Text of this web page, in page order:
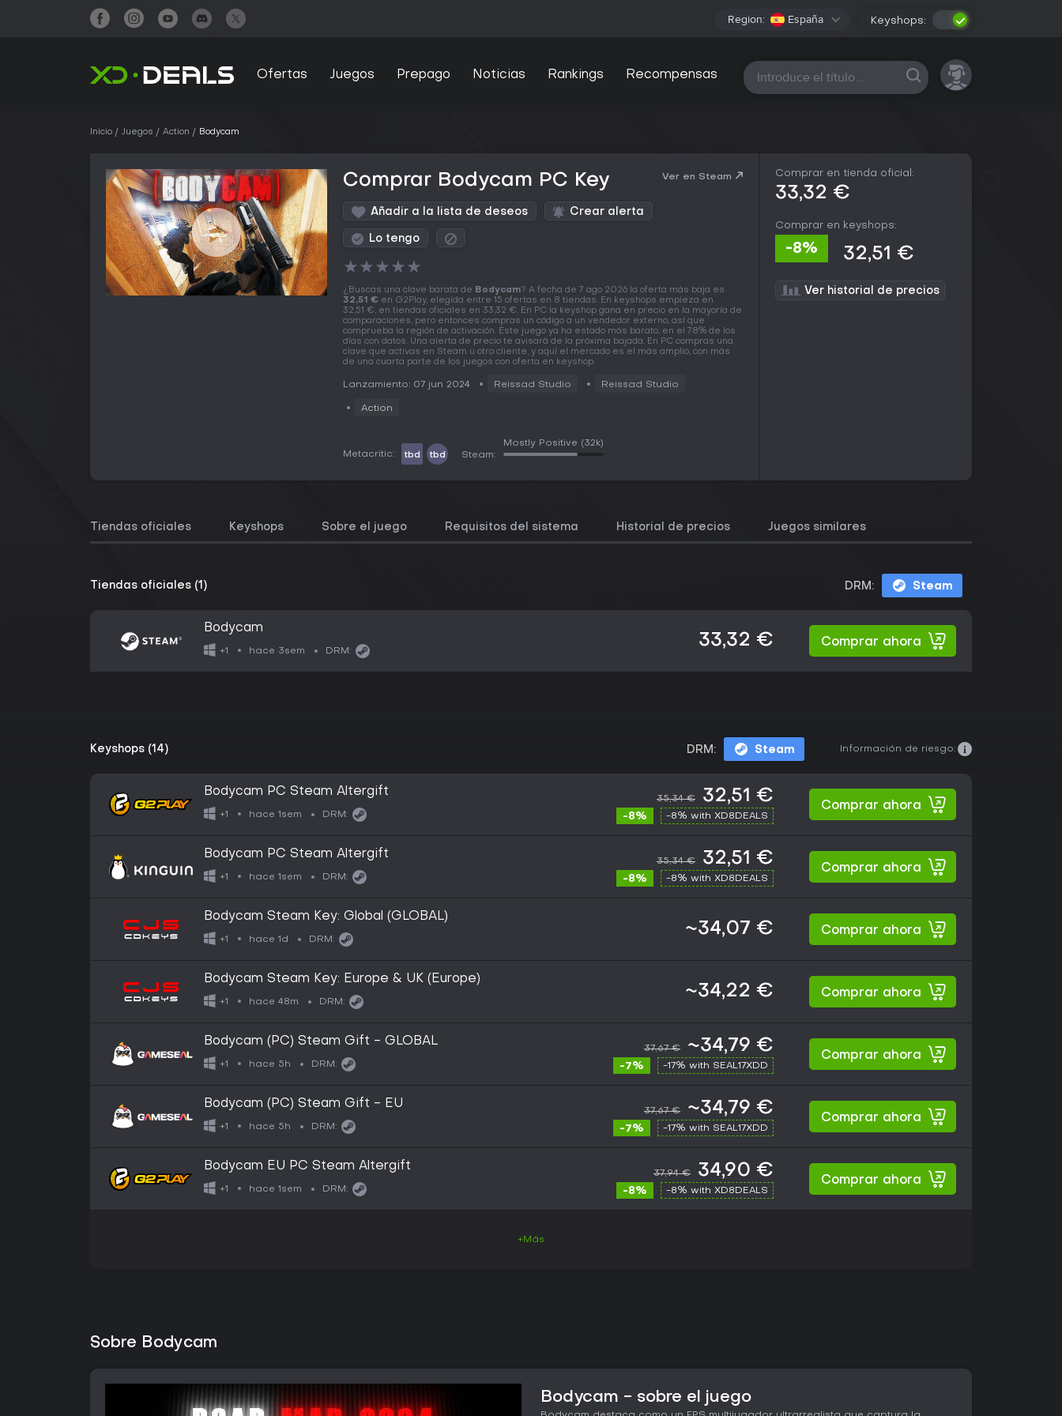
Region: España Keyshops:
Ofertas Juegos Prepago Noticias Rankings Recompensas Todas las plataformas
Inicio Juegos Action Bodycam
Comprar Bodycam PC Key Ver en Steam
Añadir a la lista de deseos Crear alerta
Lo tengo
★★★★★
¿Buscas una clave barata de Bodycam? A fecha de 7 ago 2026 la oferta más baja es
32,51 € en G2Play, elegida entre 15 ofertas en 8 tiendas. En keyshops empieza en
32,51 €, en tiendas oficiales en 33,32 €. En PC la keyshop gana en precio en la mayoría de
comparaciones, pero entonces compras un código a un vendedor externo, así que
comprueba la región de activación. Este juego ya ha estado más barato, en el 78% de los
días con datos. Una alerta de precio te avisará de la próxima bajada. En PC compras una
clave que activas en Steam u otro cliente, y aquí el mercado es el más amplio, con más
de una cuarta parte de los juegos con oferta en keyshop.
Lanzamiento: 07 jun 2024 Reissad Studio Reissad Studio
Action
Metacritic: tbd tbd Steam:
Mostly Positive (32k)
Comprar en tienda oficial:
33,32 €
Comprar en keyshops:
-8% 32,51 €
Ver historial de precios
Tiendas oficiales Keyshops Sobre el juego Requisitos del sistema Historial de precios Juegos similares
Tiendas oficiales (1) DRM: Steam
Bodycam
+1 hace 3sem DRM:
33,32 € Comprar ahora
Keyshops (14) DRM: Steam Información de riesgo:
Bodycam PC Steam Altergift
+1 hace 1sem DRM:
35,34 € 32,51 €
-8% -8% with XD8DEALS
Comprar ahora
Bodycam PC Steam Altergift
+1 hace 1sem DRM:
35,34 € 32,51 €
-8% -8% with XD8DEALS
Comprar ahora
Bodycam Steam Key: Global (GLOBAL)
+1 hace 1d DRM:
~34,07 € Comprar ahora
Bodycam Steam Key: Europe & UK (Europe)
+1 hace 48m DRM:
~34,22 € Comprar ahora
Bodycam (PC) Steam Gift - GLOBAL
+1 hace 5h DRM:
37,67 € ~34,79 €
-7% -17% with SEAL17XDD
Comprar ahora
Bodycam (PC) Steam Gift - EU
+1 hace 5h DRM:
37,67 € ~34,79 €
-7% -17% with SEAL17XDD
Comprar ahora
Bodycam EU PC Steam Altergift
+1 hace 1sem DRM:
37,94 € 34,90 €
-8% -8% with XD8DEALS
Comprar ahora
+Más
Sobre Bodycam
Bodycam - sobre el juego